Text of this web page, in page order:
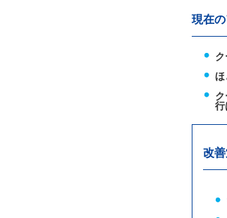
現在
改